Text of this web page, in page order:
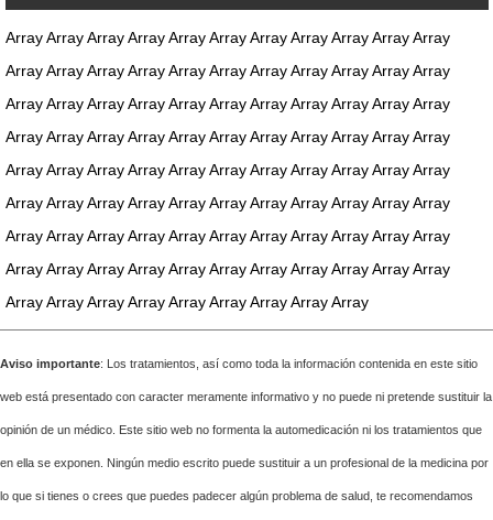
Array Array Array Array Array Array Array Array Array Array Array
Array Array Array Array Array Array Array Array Array Array Array
Array Array Array Array Array Array Array Array Array Array Array
Array Array Array Array Array Array Array Array Array Array Array
Array Array Array Array Array Array Array Array Array Array Array
Array Array Array Array Array Array Array Array Array Array Array
Array Array Array Array Array Array Array Array Array Array Array
Array Array Array Array Array Array Array Array Array Array Array
Array Array Array Array Array Array Array Array Array
Aviso importante: Los tratamientos, así como toda la información contenida en este sitio
web está presentado con caracter meramente informativo y no puede ni pretende sustituir la
opinión de un médico. Este sitio web no formenta la automedicación ni los tratamientos que
en ella se exponen. Ningún medio escrito puede sustituir a un profesional de la medicina por
lo que si tienes o crees que puedes padecer algún problema de salud, te recomendamos